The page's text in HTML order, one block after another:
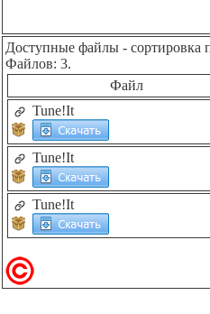
Доступные файлы - сортировка
Файлов: 3.
Файл
Tune!It
Tune!It
Tune!It